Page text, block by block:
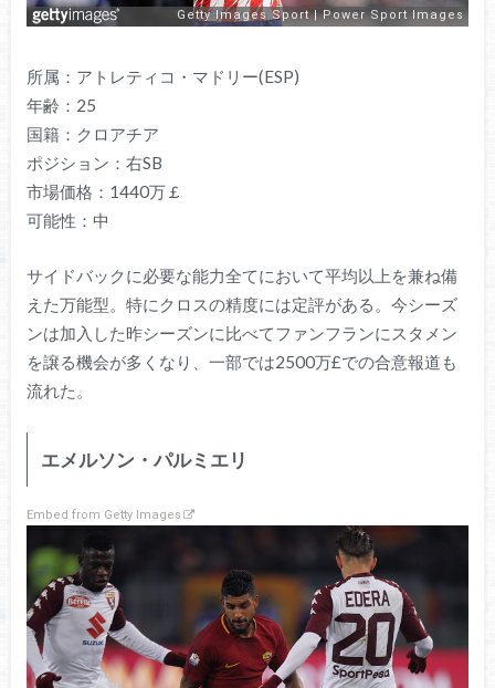
所属：アトレティコ・マドリー(ESP)
年齢：25
国籍：クロアチア
ポジション：右SB
市場価格：1440万￡
可能性：中
サイドバックに必要な能力全てにおいて平均以上を兼ね備
えた万能型。特にクロスの精度には定評がある。今シーズ
ンは加入した昨シーズンに比べてファンフランにスタメン
を譲る機会が多くなり、一部では2500万£での合意報道も
流れた。
エメルソン・パルミエリ
Embed from Getty Images